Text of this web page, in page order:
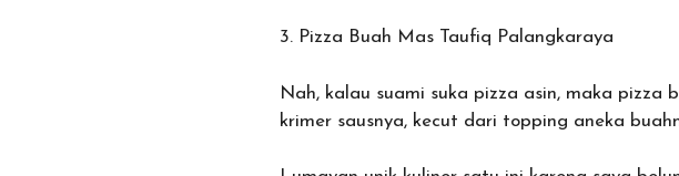
3. Pizza Buah Mas Taufiq Palangkaraya
Nah, kalau suami suka pizza asin, maka pizza
krimer sausnya, kecut dari topping aneka